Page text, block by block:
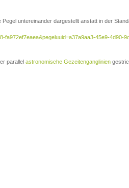
untereinander dargestellt anstatt in der
45e9-4d90-
parallel astronomische Gezeitenganglinien